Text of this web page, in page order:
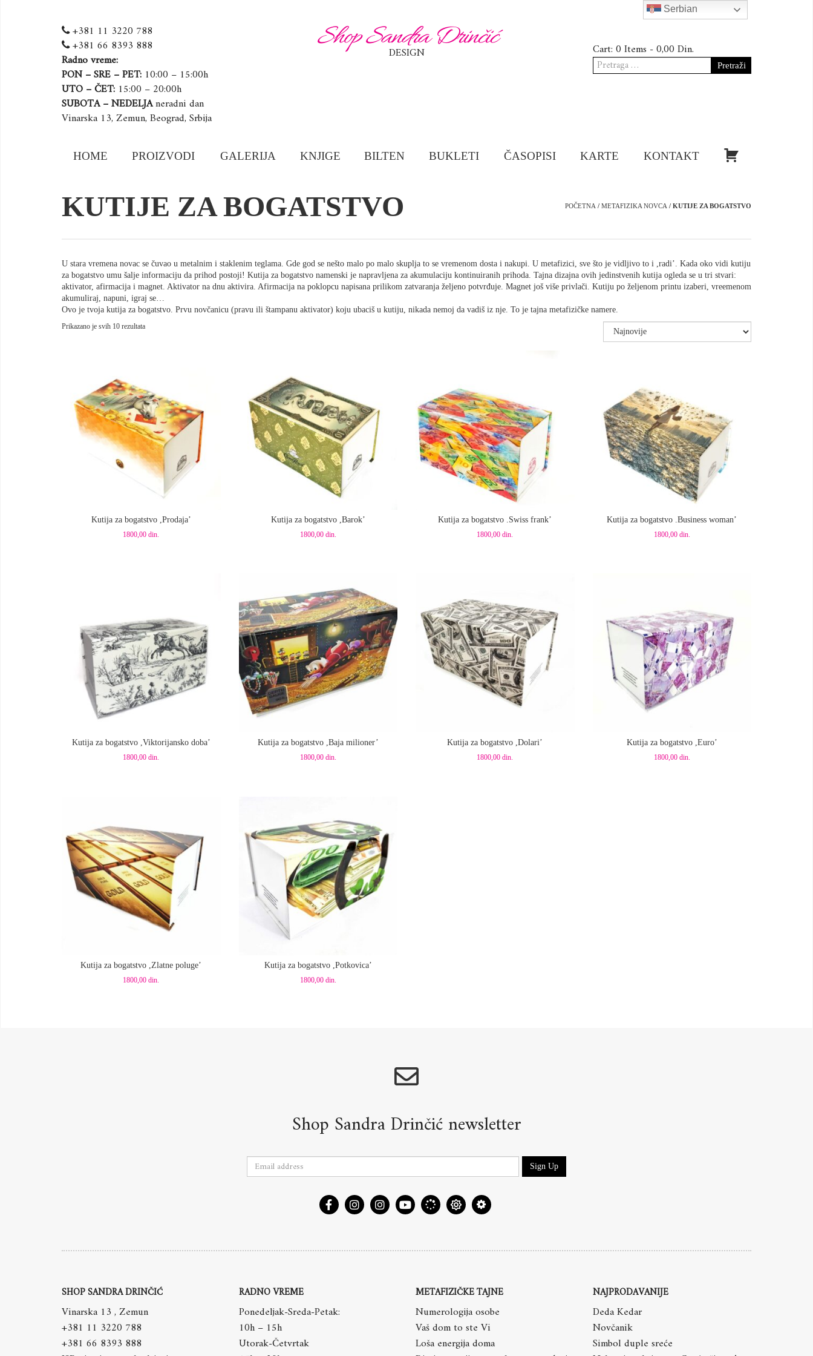
+381 11 3220 788
+381 66 8393 888
Radno vreme:
PON – SRE – PET: 10:00 – 15:00h
UTO – ČET: 15:00 – 20:00h
SUBOTA – NEDELJAneradni dan
Vinarska 13, Zemun, Beograd, Srbija
Shop Sandra Drinčić
DESIGN Cart: 0 Items -0,00 Din.
Pretraga
za:
HOME PROIZVODI GALERIJA KNJIGE BILTEN BUKLETI ČASOPISI KARTE KONTAKT
KUTIJE ZA BOGATSTVO POČETNA / METAFIZIKA NOVCA / KUTIJE ZA BOGATSTVO
U stara vremena novac se čuvao u metalnim i staklenim teglama. Gde god se nešto malo po malo skuplja to se vremenom dosta i nakupi. U metafizici, sve što je vidljivo to i ,radi’. Kada oko vidi kutiju
za bogatstvo umu šalje informaciju da prihod postoji! Kutija za bogatstvo namenski je napravljena za akumulaciju kontinuiranih prihoda. Tajna dizajna ovih jedinstvenih kutija ogleda se u tri stvari:
aktivator, afirmacija i magnet. Aktivator na dnu aktivira. Afirmacija na poklopcu napisana prilikom zatvaranja željeno potvrđuje. Magnet još više privlači. Kutiju po željenom printu izaberi, vreemenom
akumuliraj, napuni, igraj se…
Ovo je tvoja kutija za bogatstvo. Prvu novčanicu (pravu ili štampanu aktivator) koju ubaciš u kutiju, nikada nemoj da vadiš iz nje. To je tajna metafizičke namere.
Prikazano je svih 10 rezultataSortirano
Kutija za bogatstvo ,Prodaja’
1800,00din.
Kutija za bogatstvo ,Barok’
1800,00 din.
Kutija za bogatstvo .Swiss frank’
1800,00din.
Kutija za bogatstvo .Business woman’
1800,00 din.
Kutija za bogatstvo ,Viktorijansko doba’
1800,00din.
Kutija za bogatstvo ,Baja milioner’
1800,00 din.
Kutija za bogatstvo ,Dolari’
1800,00din.
Kutija za bogatstvo ,Euro’
1800,00 din.
Kutija za bogatstvo ,Zlatne poluge’
1800,00din.
Kutija za bogatstvo ,Potkovica’
1800,00 din.
Shop Sandra Drinčić newsletter
Sign Up
SHOP SANDRA DRINČIĆ
Vinarska 13 , Zemun
+381 11 3220 788
+381 66 8393 888
RADNO VREME
Ponedeljak-Sreda-Petak:
10h – 15h
Utorak-Četvrtak
METAFIZIČKE TAJNE
Numerologija osobe
Vaš dom to ste Vi
Loša energija doma
NAJPRODAVANIJE
Deda Kedar
Novčanik
Simbol duple sreće
Serbian